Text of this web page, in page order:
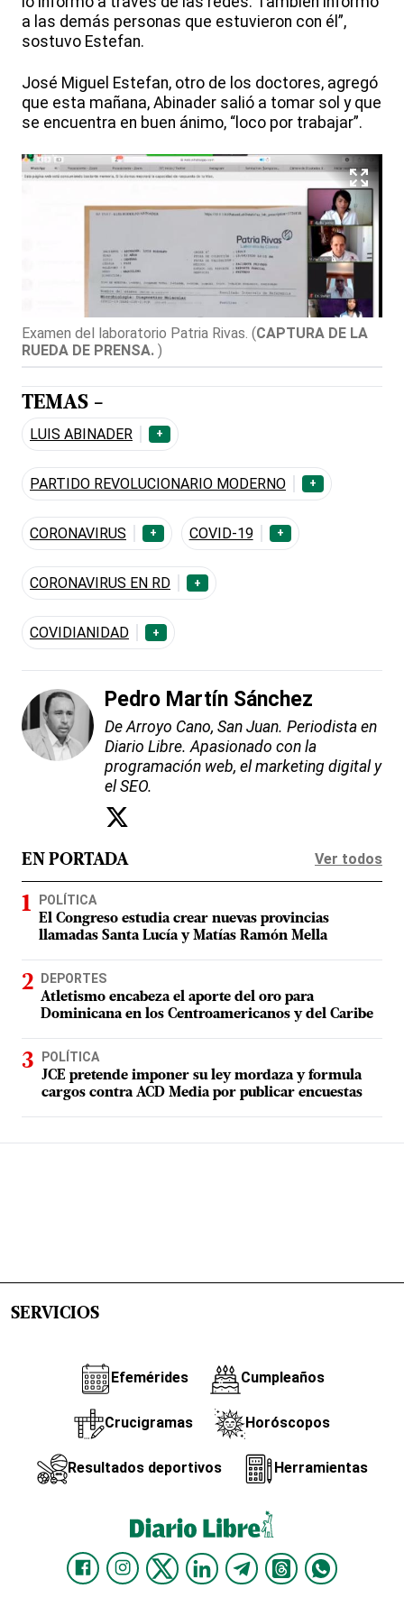
a las demás personas que estuvieron con él”,
sostuvo Estefan.
José Miguel Estefan, otro de los doctores, agregó
que esta mañana, Abinader salió a tomar sol y que
se encuentra en buen ánimo, “loco por trabajar”.
Examen del laboratorio Patria Rivas. (CAPTURA DE LA
RUEDA DE PRENSA. )
TEMAS -
LUIS ABINADER +
PARTIDO REVOLUCIONARIO MODERNO +
CORONAVIRUS + COVID-19 +
CORONAVIRUS EN RD +
COVIDIANIDAD +
Pedro Martín Sánchez
De Arroyo Cano, San Juan. Periodista en
Diario Libre. Apasionado con la
programación web, el marketing digital y
el SEO.
EN PORTADA Ver todos
POLÍTICA
El Congreso estudia crear nuevas provincias
llamadas Santa Lucía y Matías Ramón Mella
DEPORTES
Atletismo encabeza el aporte del oro para
Dominicana en los Centroamericanos y del Caribe
POLÍTICA
JCE pretende imponer su ley mordaza y formula
cargos contra ACD Media por publicar encuestas
SERVICIOS
Efemérides Cumpleaños
Crucigramas Horóscopos
Resultados deportivos Herramientas